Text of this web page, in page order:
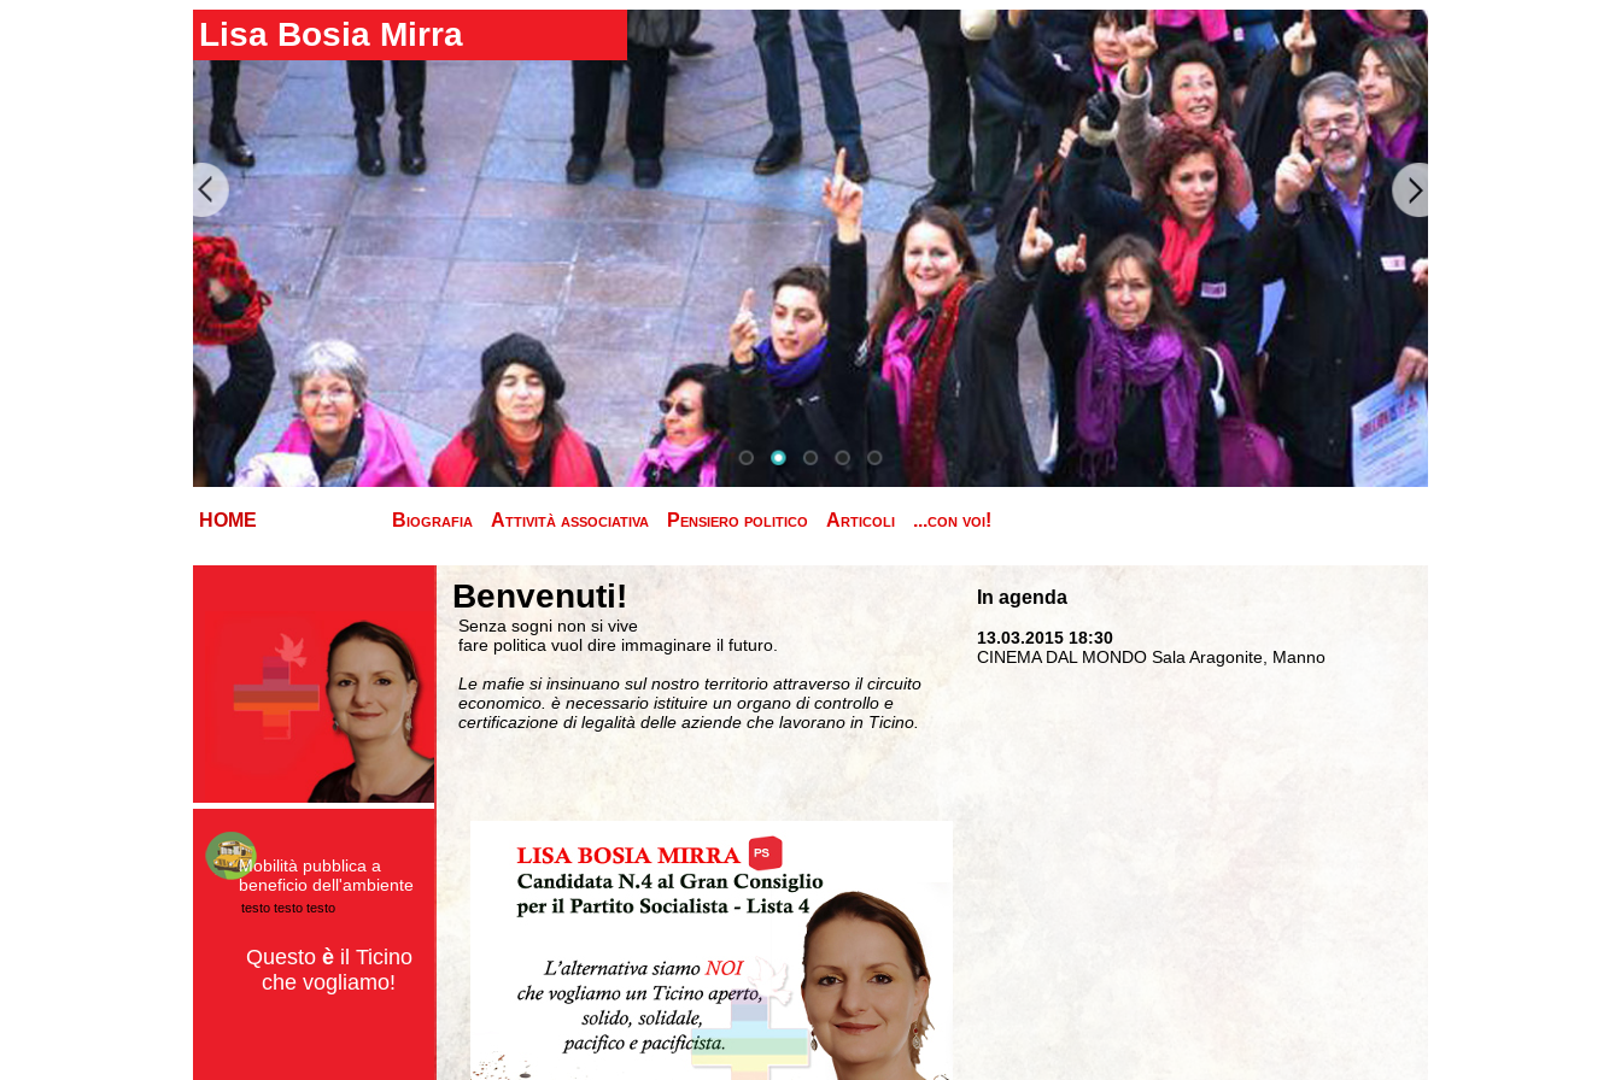
Lisa Bosia Mirra
HOME Biografia Attività associativa Pensiero politico Articoli ...con voi!
Mobilità pubblica a
beneficio dell'ambiente
testo testo testo
Questo èil Ticino
che vogliamo!
Benvenuti!
Senza sogni non si vive
fare politica vuol dire immaginare il futuro.
Le mafie si insinuano sul nostro territorio attraverso il circuito
economico. è necessario istituire un organo di controllo e
certificazione di legalità delle aziende che lavorano in Ticino.
In agenda
13.03.2015 18:30
CINEMA DAL MONDO Sala Aragonite, Manno